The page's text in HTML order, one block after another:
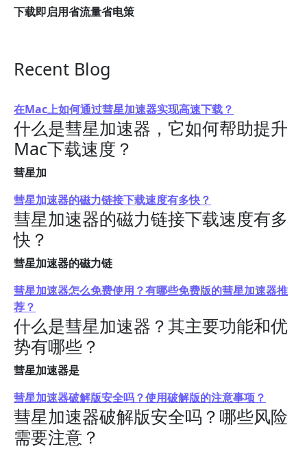
下载即启用省流量省电策
Recent Blog
在Mac上如何通过彗星加速器实现高速下载？
什么是彗星加速器，它如何帮助提升
Mac下载速度？
彗星加
彗星加速器的磁力链接下载速度有多快？
彗星加速器的磁力链接下载速度有多
快？
彗星加速器的磁力链
彗星加速器怎么免费使用？有哪些免费版的彗星加速器推
荐？
什么是彗星加速器？其主要功能和优
势有哪些？
彗星加速器是
彗星加速器破解版安全吗？使用破解版的注意事项？
彗星加速器破解版安全吗？哪些风险
需要注意？